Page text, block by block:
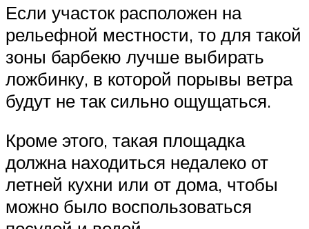
Если участок расположен на
рельефной местности, то для такой
зоны барбекю лучше выбирать
ложбинку, в которой порывы ветра
будут не так сильно ощущаться.
Кроме этого, такая площадка
должна находиться недалеко от
летней кухни или от дома, чтобы
можно было воспользоваться